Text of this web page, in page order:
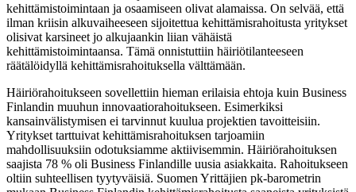
kehittämistoimintaan ja osaamiseen olivat alamaissa. On selvää, että
ilman kriisin alkuvaiheeseen sijoitettua kehittämisrahoitusta yritykset
olisivat karsineet jo alkujaankin liian vähäistä
kehittämistoimintaansa. Tämä onnistuttiin häiriötilanteeseen
räätälöidyllä kehittämisrahoituksella välttämään.
Häiriörahoitukseen sovellettiin hieman erilaisia ehtoja kuin Business
Finlandin muuhun innovaatiorahoitukseen. Esimerkiksi
kansainvälistymisen ei tarvinnut kuulua projektien tavoitteisiin.
Yritykset tarttuivat kehittämisrahoituksen tarjoamiin
mahdollisuuksiin odotuksiamme aktiivisemmin. Häiriörahoituksen
saajista 78 % oli Business Finlandille uusia asiakkaita. Rahoitukseen
oltiin suhteellisen tyytyväisiä. Suomen Yrittäjien pk-barometrin